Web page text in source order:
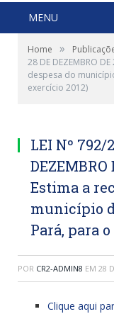
MENU
Home »
28 DE DEZEMBRO
despesa do
exercício 2012)
LEI Nº 792/
DEZEMBRO
Estima a
município
Pará, para
POR CR2-ADMIN8 EM 28
Clique aqui